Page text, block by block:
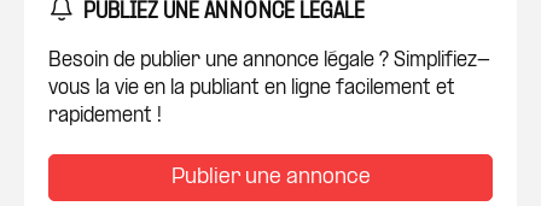
PUBLIEZ UNE ANNONCE LÉGALE
Besoin de publier une annonce légale ? Simplifiez-
vous la vie en la publiant en ligne facilement et
rapidement !
Publier une annonce